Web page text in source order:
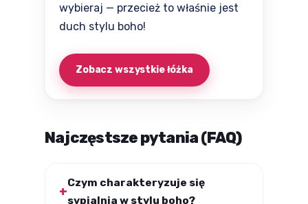
wybieraj — przecież to właśnie jest
duch stylu boho!
Zobacz wszystkie łóżka
Najczęstsze pytania (FAQ)
Czym charakteryzuje się
sypialnia w stylu boho?